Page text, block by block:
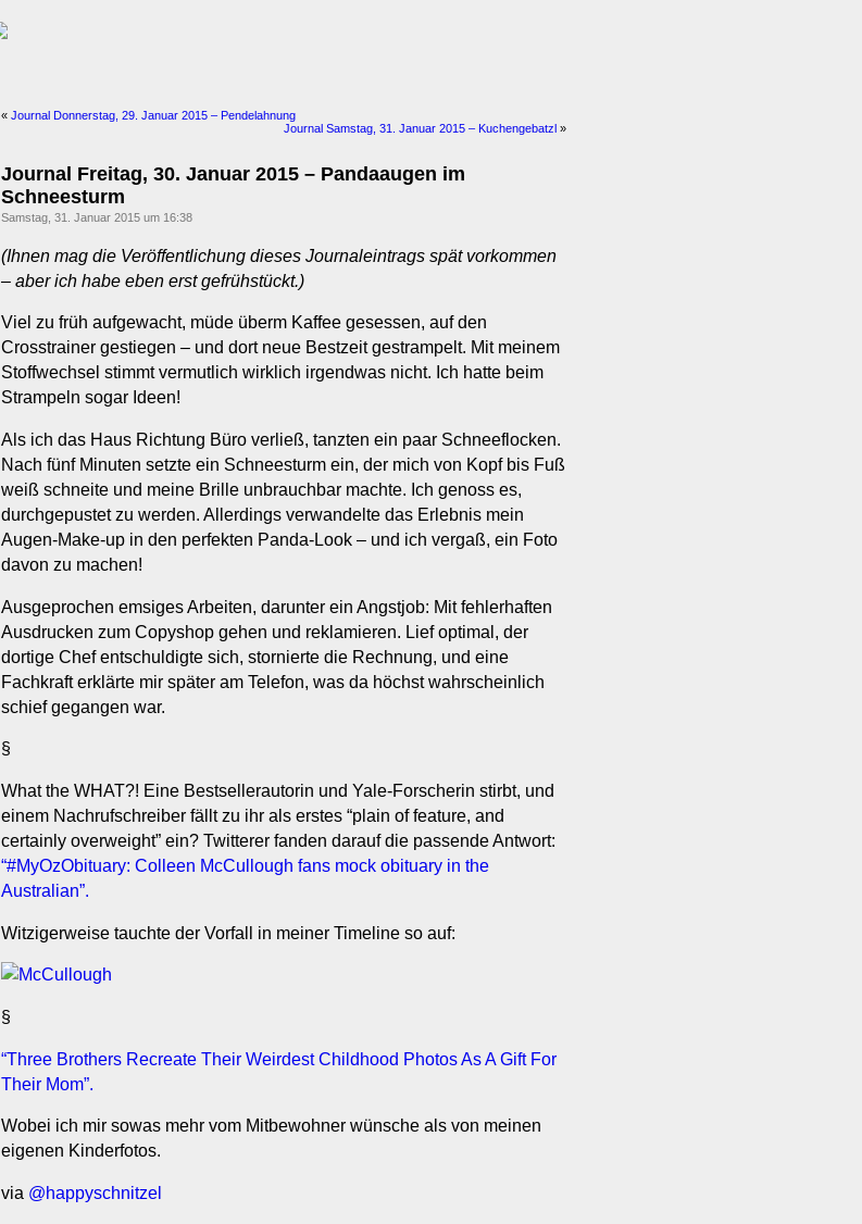
« Journal Donnerstag, 29. Januar 2015 – Pendelahnung
Journal Samstag, 31. Januar 2015 – Kuchengebatzl »
Journal Freitag, 30. Januar 2015 – Pandaaugen im
Schneesturm
Samstag, 31. Januar 2015 um 16:38
(Ihnen mag die Veröffentlichung dieses Journaleintrags spät vorkommen
– aber ich habe eben erst gefrühstückt.)
Viel zu früh aufgewacht, müde überm Kaffee gesessen, auf den
Crosstrainer gestiegen – und dort neue Bestzeit gestrampelt. Mit meinem
Stoffwechsel stimmt vermutlich wirklich irgendwas nicht. Ich hatte beim
Strampeln sogar Ideen!
Als ich das Haus Richtung Büro verließ, tanzten ein paar Schneeflocken.
Nach fünf Minuten setzte ein Schneesturm ein, der mich von Kopf bis Fuß
weiß schneite und meine Brille unbrauchbar machte. Ich genoss es,
durchgepustet zu werden. Allerdings verwandelte das Erlebnis mein
Augen-Make-up in den perfekten Panda-Look – und ich vergaß, ein Foto
davon zu machen!
Ausgeprochen emsiges Arbeiten, darunter ein Angstjob: Mit fehlerhaften
Ausdrucken zum Copyshop gehen und reklamieren. Lief optimal, der
dortige Chef entschuldigte sich, stornierte die Rechnung, und eine
Fachkraft erklärte mir später am Telefon, was da höchst wahrscheinlich
schief gegangen war.
§
What the WHAT?! Eine Bestsellerautorin und Yale-Forscherin stirbt, und
einem Nachrufschreiber fällt zu ihr als erstes “plain of feature, and
certainly overweight” ein? Twitterer fanden darauf die passende Antwort:
“#MyOzObituary: Colleen McCullough fans mock obituary in the
Australian”.
Witzigerweise tauchte der Vorfall in meiner Timeline so auf:
§
“Three Brothers Recreate Their Weirdest Childhood Photos As A Gift For
Their Mom”.
Wobei ich mir sowas mehr vom Mitbewohner wünsche als von meinen
eigenen Kinderfotos.
via @happyschnitzel